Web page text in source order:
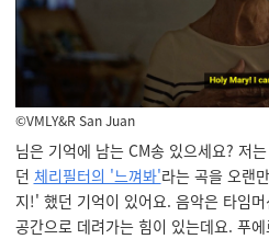
©VMLY&R San Juan
님은 기억에 남는 CM송 있으세요? 저
던 체리필터의 '느껴봐'라는 곡을 오랜
지!' 했던 기억이 있어요. 음악은 타임
공간으로 데려가는 힘이 있는데요. 푸